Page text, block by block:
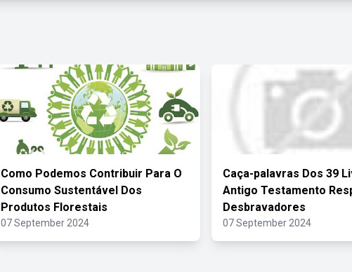
Como Podemos Contribuir Para O
Consumo Sustentável Dos
Produtos Florestais
07 September 2024
Caça-palavras Dos 39
Antigo Testamento
Desbravadores
07 September 2024